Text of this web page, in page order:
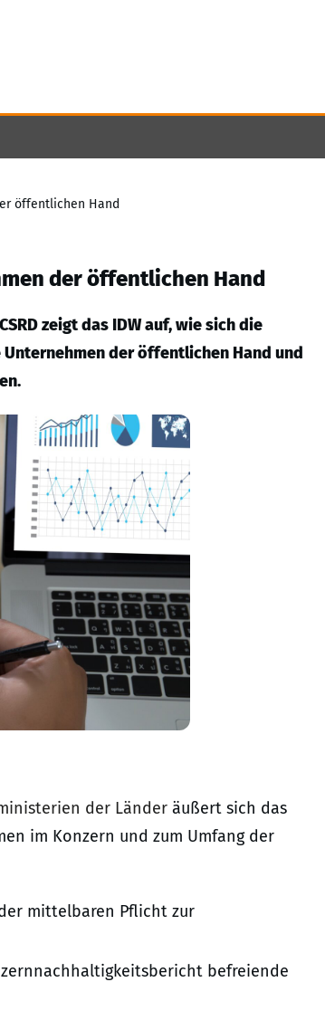
öffentlichen Hand
der öffentlichen Hand
zeigt das IDW auf, wie sich die
der öffentlichen Hand und
der Länder äußert sich das
im Konzern und zum Umfang der
mittelbaren Pflicht zur
befreiende